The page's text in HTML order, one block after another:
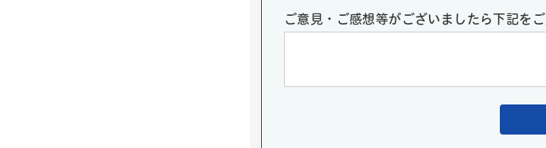
ご意見・ご感想等がございましたら下記を